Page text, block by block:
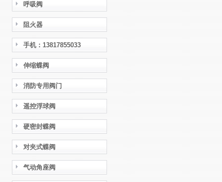
呼吸阀
阻火器
手机：13817855033
伸缩蝶阀
消防专用阀门
遥控浮球阀
硬密封蝶阀
对夹式蝶阀
气动角座阀